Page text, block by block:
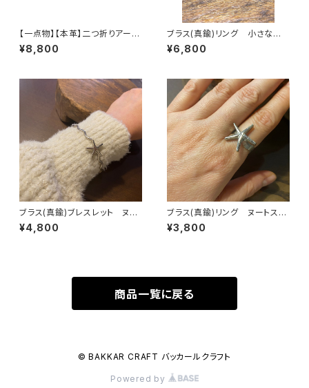
【一点物】【本革】二つ折りアート
ウォレット 古代エジプト柄17
（ツタンカーメン王）
¥8,800
ブラス(真鍮)リング 小さなホ
ルスの目
¥6,800
ブラス(真鍮)ブレスレット ヌー
トスター シルバープレート
¥4,800
ブラス(真鍮)リング ヌートスタ
ー シルバープレート
¥3,800
商品一覧に戻る
© BAKKAR CRAFT バッカールクラフト
Powered by